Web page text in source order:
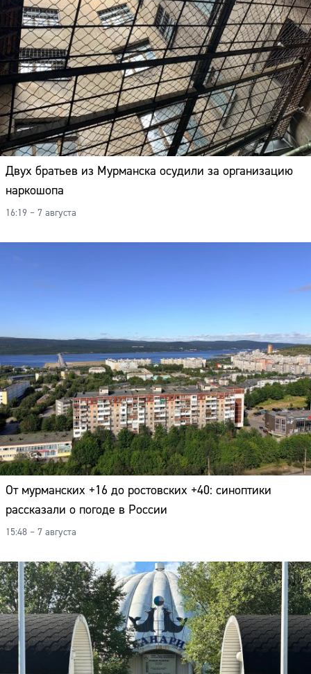
Двух братьев из Мурманска осудили за организацию
наркошопа
16:19 – 7 августа
От мурманских +16 до ростовских +40: синоптики
рассказали о погоде в России
15:48 – 7 августа